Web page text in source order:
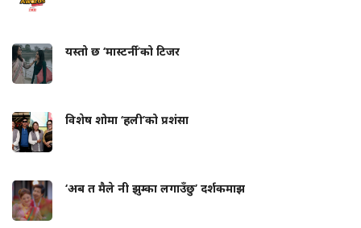
यस्तो छ ‘मास्टर्नी’को टिजर
विशेष शोमा ‘हली’को प्रशंसा
‘अब त मैले नी झुम्का लगाउँछु’ दर्शकमाझ